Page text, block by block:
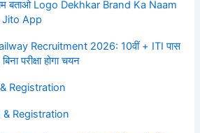
बताओ Logo Dekhkar Brand Ka Naam
Jito App
Recruitment 2026: 10वीं + ITI पास
परीक्षा होगा चयन
Registration
& Registration